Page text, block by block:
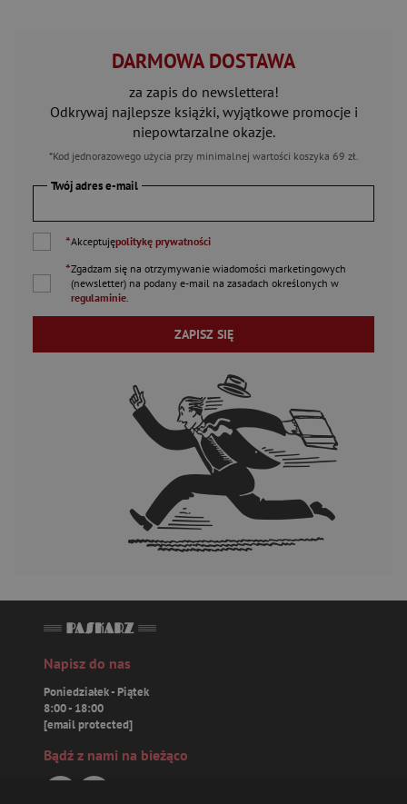
DARMOWA DOSTAWA
za zapis do newslettera!
Odkrywaj najlepsze książki, wyjątkowe promocje i
niepowtarzalne okazje.
*Kod jednorazowego użycia przy minimalnej wartości koszyka 69 zł.
Twój adres e-mail
*Akceptujępolitykę prywatności
*Zgadzam się na otrzymywanie wiadomości marketingowych
(newsletter) na podany e-mail na zasadach określonych w
regulaminie.
ZAPISZ SIĘ
Napisz do nas
Poniedziałek - Piątek
8:00 - 18:00
[email protected]
Bądź z nami na bieżąco